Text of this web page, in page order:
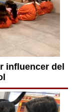
influencer del